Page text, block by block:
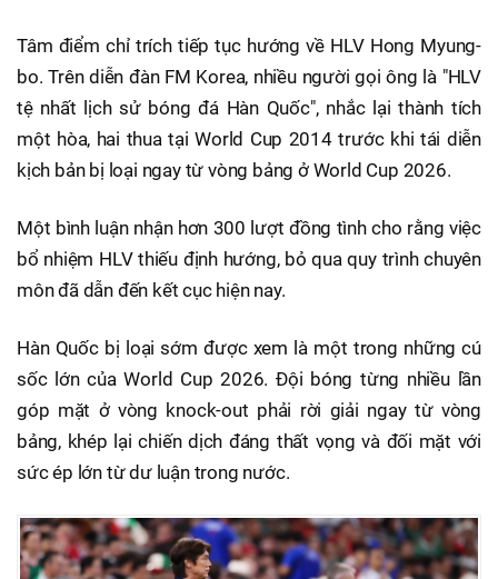
Tâm điểm chỉ trích tiếp tục hướng về HLV Hong Myung-
bo. Trên diễn đàn FM Korea, nhiều người gọi ông là "HLV
tệ nhất lịch sử bóng đá Hàn Quốc", nhắc lại thành tích
một hòa, hai thua tại World Cup 2014 trước khi tái diễn
kịch bản bị loại ngay từ vòng bảng ở World Cup 2026.
Một bình luận nhận hơn 300 lượt đồng tình cho rằng việc
bổ nhiệm HLV thiếu định hướng, bỏ qua quy trình chuyên
môn đã dẫn đến kết cục hiện nay.
Hàn Quốc bị loại sớm được xem là một trong những cú
sốc lớn của World Cup 2026. Đội bóng từng nhiều lần
góp mặt ở vòng knock-out phải rời giải ngay từ vòng
bảng, khép lại chiến dịch đáng thất vọng và đối mặt với
sức ép lớn từ dư luận trong nước.